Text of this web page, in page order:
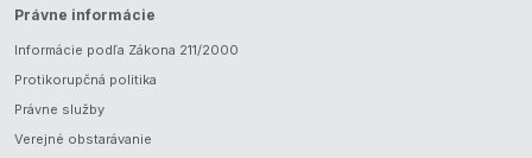
Právne informácie
Informácie podľa Zákona 211/2000
Protikorupčná politika
Právne služby
Verejné obstarávanie